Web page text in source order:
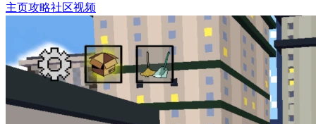
主页攻略社区视频